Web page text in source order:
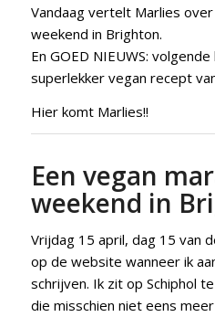
Vandaag vertelt Marlies
weekend in Brighton.
En GOED NIEUWS:
superlekker vegan recept
Hier komt Marlies!!
Een vegan
weekend in
Vrijdag 15 april, dag 15 van
op de website wanneer ik
schrijven. Ik zit op Schiphol
die misschien niet eens